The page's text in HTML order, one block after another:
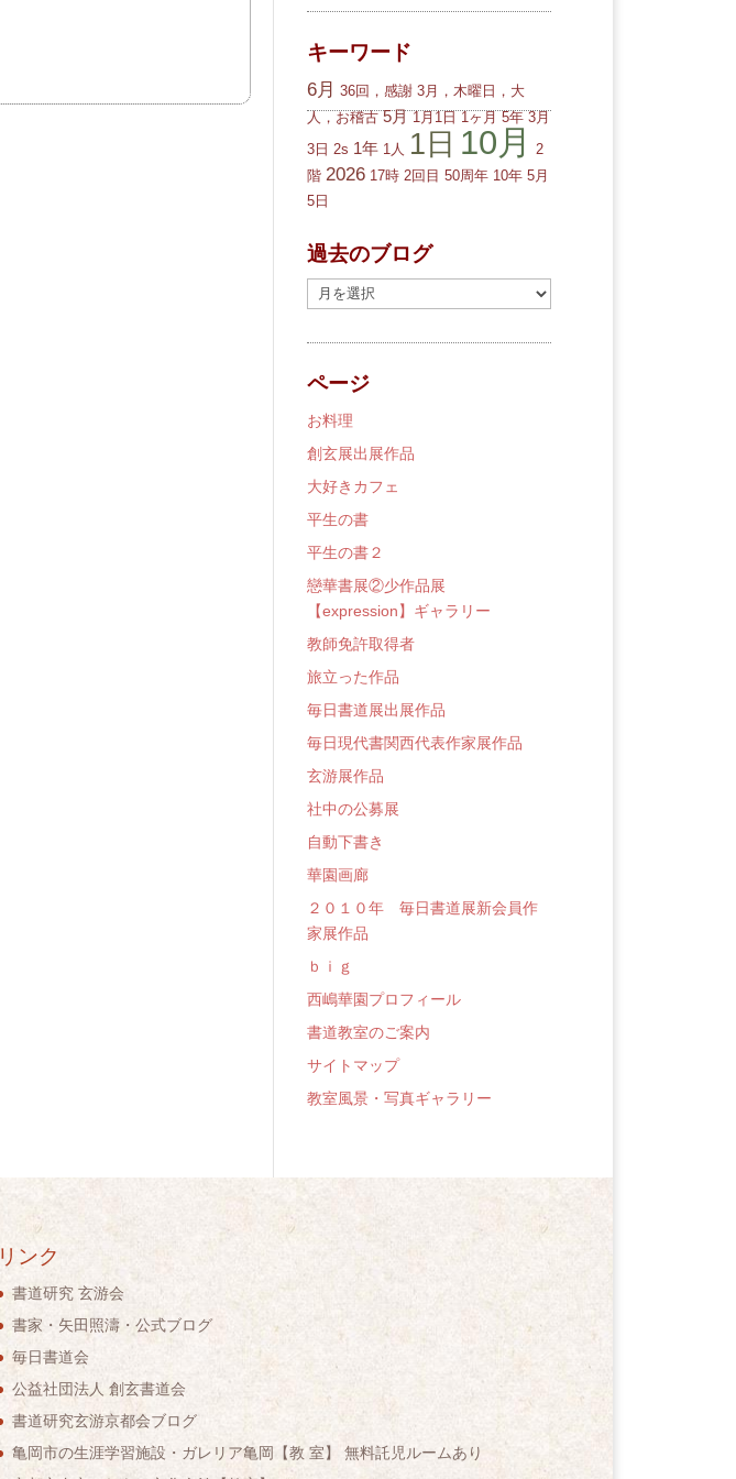
キーワード
6月 36回，感謝 3月，木曜日，大
人，お稽古 5月 1月1日 1ヶ月 5年 3月
3日 2s 1年 1人 1日 10月
2
階 2026 17時 2回目 50周年 10年 5月
5日
過去のブログ
去
の
ロ
グ
ページ
お料理
創玄展出展作品
大好きカフェ
平生の書
平生の書２
戀華書展②少作品展
【expression】ギャラリー
教師免許取得者
旅立った作品
毎日書道展出展作品
毎日現代書関西代表作家展作品
玄游展作品
社中の公募展
自動下書き
華園画廊
２０１０年 毎日書道展新会員作
家展作品
ｂｉｇ
西嶋華園プロフィール
書道教室のご案内
サイトマップ
教室風景・写真ギャラリー
リンク
書道研究 玄游会
書家・矢田照濤・公式ブログ
毎日書道会
公益社団法人 創玄書道会
書道研究玄游京都会ブログ
亀岡市の生涯学習施設・ガレリア亀岡【教 室】 無料託児ルームあり